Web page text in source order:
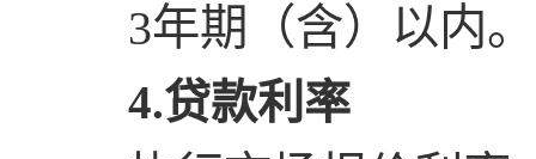
3年期（含）以内。
4.贷款利率